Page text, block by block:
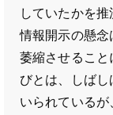
していたかを
情報開示の懸
萎縮させるこ
びとは、しば
いられている